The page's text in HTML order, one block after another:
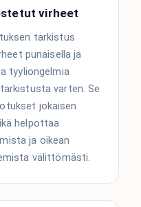
virheet
tarkistus
punaisella ja
tyyliongelmia
varten. Se
jokaisen
helpottaa
ja oikean
välittömästi.